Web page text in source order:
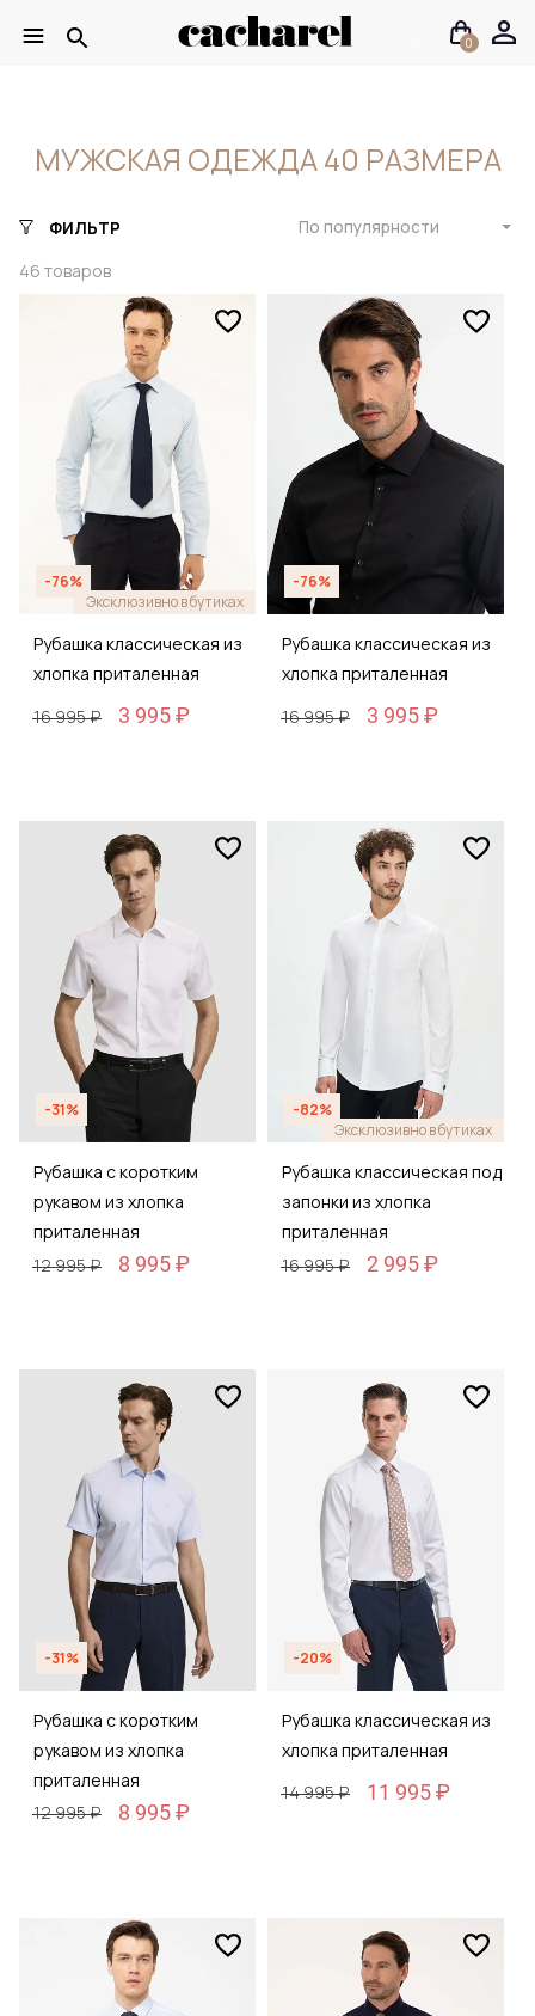
0
МУЖСКАЯ ОДЕЖДА 40 РАЗМЕРА
ФИЛЬТР
46 товаров
По популярности
-76%
Эксклюзивно в бутиках
Рубашка классическая из
хлопка приталенная
16 995 ₽
3 995 ₽
-76%
Рубашка классическая из
хлопка приталенная
16 995 ₽
3 995 ₽
-31%
Рубашка с коротким
рукавом из хлопка
приталенная
12 995 ₽
8 995 ₽
-82%
Эксклюзивно в бутиках
Рубашка классическая под
запонки из хлопка
приталенная
16 995 ₽
2 995 ₽
-31%
Рубашка с коротким
рукавом из хлопка
приталенная
12 995 ₽
8 995 ₽
-20%
Рубашка классическая из
хлопка приталенная
14 995 ₽
11 995 ₽